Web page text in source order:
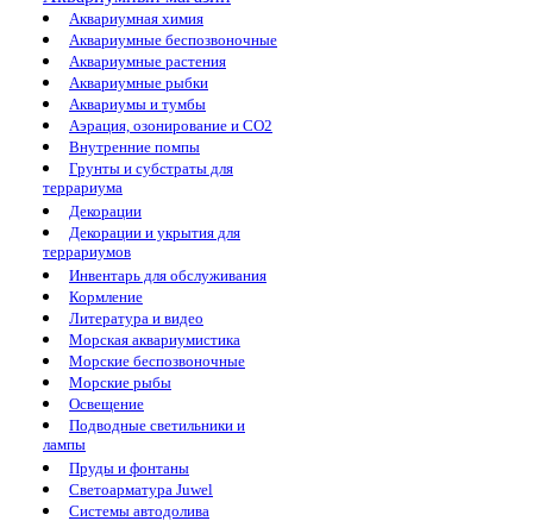
Аквариумная химия
Аквариумные беспозвоночные
Аквариумные растения
Аквариумные рыбки
Аквариумы и тумбы
Аэрация, озонирование и CO2
Внутренние помпы
Грунты и субстраты для
террариума
Декорации
Декорации и укрытия для
террариумов
Инвентарь для обслуживания
Кормление
Литература и видео
Морская аквариумистика
Морские беспозвоночные
Морские рыбы
Освещение
Подводные светильники и
лампы
Пруды и фонтаны
Светоарматура Juwel
Системы автодолива